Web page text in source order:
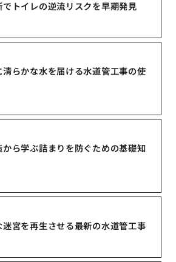
トイレの逆流リスクを早期発見
らかな水を届ける水道管工事の使
ら学ぶ詰まりを防ぐための基礎知
宮を再生させる最新の水道管工事